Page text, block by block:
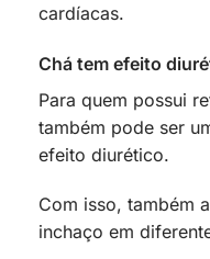
cardíacas.
Chá tem efeito
Para quem possui
também pode ser
efeito diurético.
Com isso, também
inchaço em